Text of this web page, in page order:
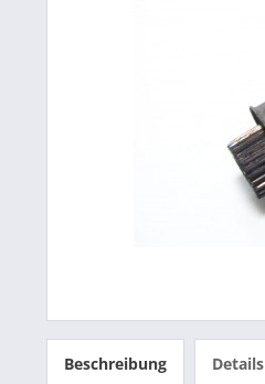
Beschreibung Details